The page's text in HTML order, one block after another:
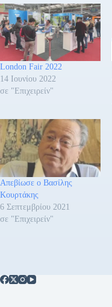
London Fair 2022
14 Ιουνίου 2022
σε "Επιχειρείν"
Απεβίωσε ο Βασίλης
Κουρτάκης
6 Σεπτεμβρίου 2021
σε "Επιχειρείν"